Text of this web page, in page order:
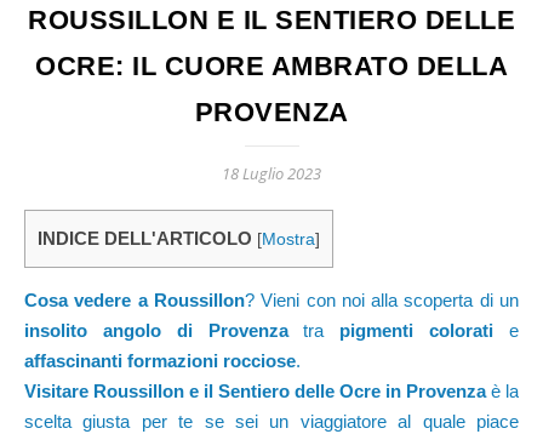
ROUSSILLON E IL SENTIERO DELLE
OCRE: IL CUORE AMBRATO DELLA
PROVENZA
18 Luglio 2023
INDICE DELL'ARTICOLO [Mostra]
Cosa vedere a Roussillon? Vieni con noi alla scoperta di un
insolito angolo di Provenzatra pigmenti colorati e
affascinanti formazioni rocciose.
Visitare Roussillon e il Sentiero delle Ocre in Provenzaè la
scelta giusta per te se sei un viaggiatore al quale piace